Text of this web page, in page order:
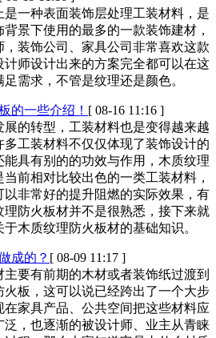
一种表面装饰层处理工装材料，是
景下使用的最多的一款装饰建材，
，装饰公司、家具公司非常喜欢这款
为设计师设计出来的方案完全都可以在这
求，不管是纹理还是颜色。
一些介绍！ [ 08-16 11:16 ]
的转型，工装材料也是变得越来越
许多工装材料不仅仅体现了装饰设计的
还能具有别的的功效与作用，木质纹理
前相对比较出色的一类工装材料，
非常好的提升阻燃的实际效果，有
防火板材并不是很熟悉，接下来就
木质纹理防火板材的基础知识。
的？ [ 08-09 11:17 ]
主要有前期的木材或者装饰纸过渡到
板，这可以说已经跨出了一个大步
在家具产品、公共空间把这些材料应
，也逐渐的被设计师、业主从青睐